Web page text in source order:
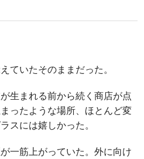
ていたそのままだった。
生まれる前から続く商店が点
ったような場所、ほとんど変
スには嬉しかった。
一筋上がっていた。外に向け